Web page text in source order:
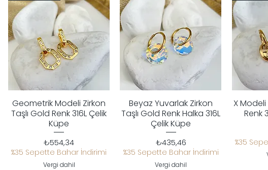
Hızlı Bakış
Geometrik Modeli Zirkon
Taşlı Gold Renk 316L Çelik
Küpe
Fiyat
₺554,34
%35 Sepette Bahar İndirimi
Vergi dahil
Hızlı Bakış
Beyaz Yuvarlak Zirkon
Taşlı Gold Renk Halka 316L
Çelik Küpe
Fiyat
₺435,46
%35 Sepette Bahar İndirimi
Vergi dahil
X Modeli
Renk
%35